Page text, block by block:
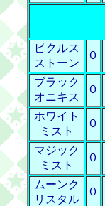
ピクルス
ストーン
０
ブラック
オニキス
０
ホワイト
ミスト
０
マジック
ミスト
０
ムーンク
リスタル
０